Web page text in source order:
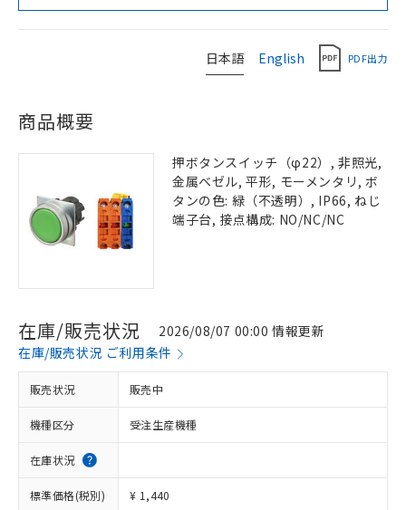
日本語 English PDF出力
商品概要
押ボタンスイッチ（φ22）, 非照光,
金属ベゼル, 平形, モーメンタリ, ボ
タンの色: 緑（不透明）, IP66, ねじ
端子台, 接点構成: NO/NC/NC
在庫/販売状況
2026/08/07 00:00 情報更新
在庫/販売状況 ご利用条件
販売状況 販売中
機種区分 受注生産機種
在庫状況
標準価格(税別) ¥ 1,440